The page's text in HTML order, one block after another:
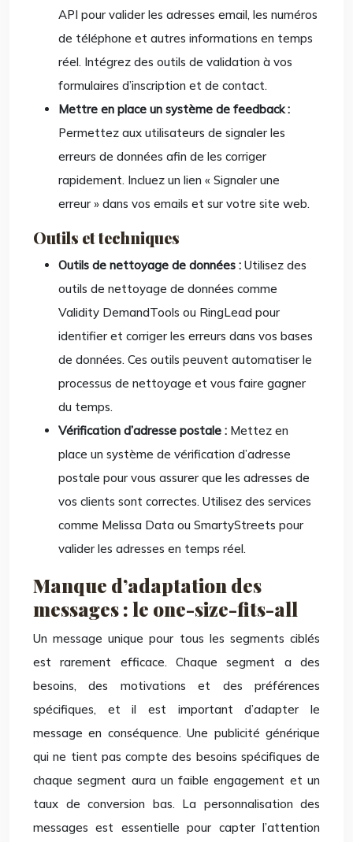
API pour valider les adresses email, les numéros
de téléphone et autres informations en temps
réel. Intégrez des outils de validation à vos
formulaires d’inscription et de contact.
Mettre en place un système de feedback :
Permettez aux utilisateurs de signaler les
erreurs de données afin de les corriger
rapidement. Incluez un lien « Signaler une
erreur » dans vos emails et sur votre site web.
Outils et techniques
Outils de nettoyage de données : Utilisez des
outils de nettoyage de données comme
Validity DemandTools ou RingLead pour
identifier et corriger les erreurs dans vos bases
de données. Ces outils peuvent automatiser le
processus de nettoyage et vous faire gagner
du temps.
Vérification d’adresse postale : Mettez en
place un système de vérification d’adresse
postale pour vous assurer que les adresses de
vos clients sont correctes. Utilisez des services
comme Melissa Data ou SmartyStreets pour
valider les adresses en temps réel.
Manque d’adaptation des
messages : le one-size-fits-all
Un message unique pour tous les segments ciblés
est rarement efficace. Chaque segment a des
besoins, des motivations et des préférences
spécifiques, et il est important d’adapter le
message en conséquence. Une publicité générique
qui ne tient pas compte des besoins spécifiques de
chaque segment aura un faible engagement et un
taux de conversion bas. La personnalisation des
messages est essentielle pour capter l’attention